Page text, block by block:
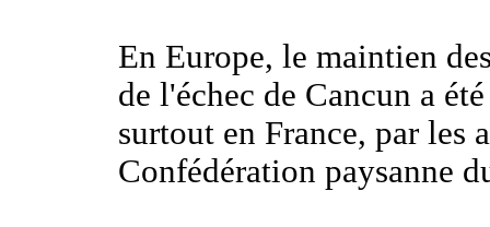
En Europe, le maintien
de l'échec de Cancun a
surtout en France, par les
Confédération paysanne